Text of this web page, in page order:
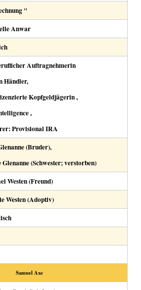
"
Anwar
Auftragnehmerin
Händler,
Kopfgeldjägerin ,
,
Provisional IRA
(Bruder),
(Schwester; verstorben)
Westen (Freund)
Westen (Adoptiv)
Samuel Axe